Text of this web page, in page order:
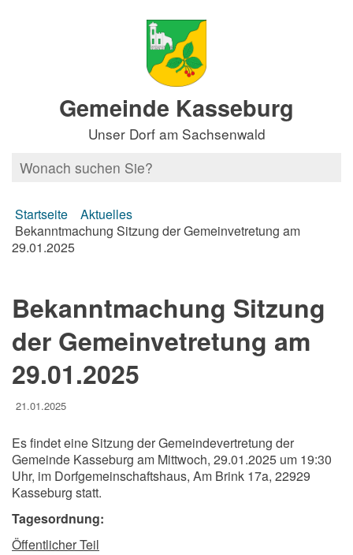
Gemeinde Kasseburg
Unser Dorf am Sachsenwald
Startseite
Aktuelles
Bekanntmachung Sitzung der Gemeinvetretung am
29.01.2025
Bekanntmachung Sitzung
der Gemeinvetretung am
29.01.2025
21.01.2025
Es findet eine Sitzung der Gemeindevertretung der
Gemeinde Kasseburg am Mittwoch, 29.01.2025 um 19:30
Uhr, im Dorfgemeinschaftshaus, Am Brink 17a, 22929
Kasseburg statt.
Tagesordnung:
Öffentlicher Teil